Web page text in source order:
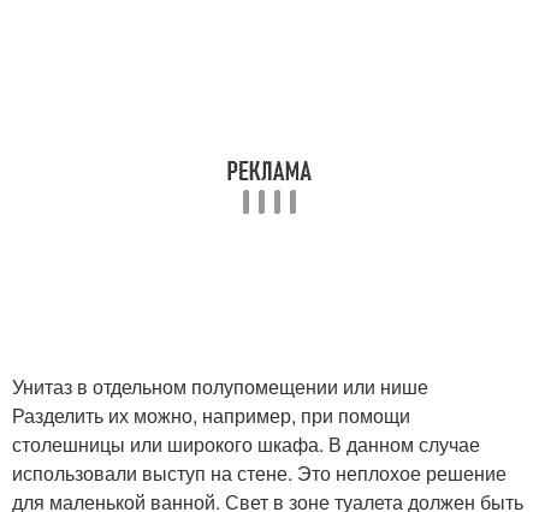
Унитаз в отдельном полупомещении или нише
Разделить их можно, например, при помощи
столешницы или широкого шкафа. В данном случае
использовали выступ на стене. Это неплохое решение
для маленькой ванной. Свет в зоне туалета должен быть